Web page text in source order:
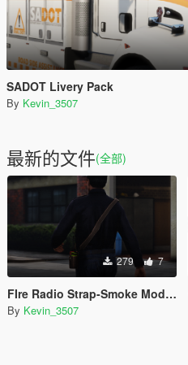
SADOT Livery Pack
By Kevin_3507
最新的文件(全部)
279 7
FIre Radio Strap-Smoke Modifications 1.0.0
By Kevin_3507